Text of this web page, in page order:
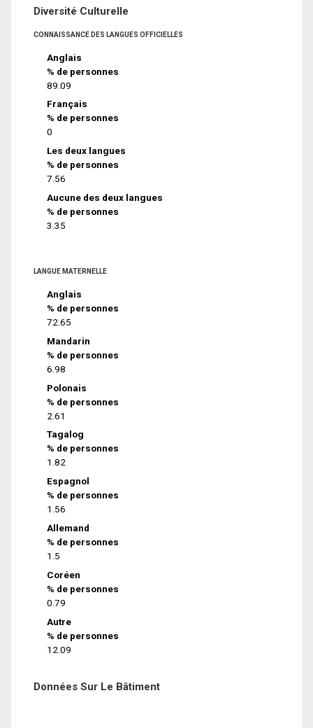
Diversité Culturelle
CONNAISSANCE DES LANGUES OFFICIELLES
Anglais
% de personnes
89.09
Français
% de personnes
0
Les deux langues
% de personnes
7.56
Aucune des deux langues
% de personnes
3.35
LANGUE MATERNELLE
Anglais
% de personnes
72.65
Mandarin
% de personnes
6.98
Polonais
% de personnes
2.61
Tagalog
% de personnes
1.82
Espagnol
% de personnes
1.56
Allemand
% de personnes
1.5
Coréen
% de personnes
0.79
Autre
% de personnes
12.09
Données Sur Le Bâtiment